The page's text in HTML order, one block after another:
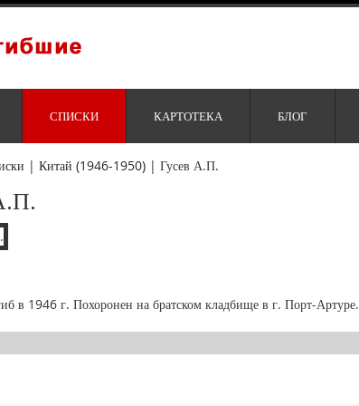
СПИСКИ КАРТОТЕКА БЛОГ
| Китай (1946-1950) | Гусев А.П.
в 1946 г. Похоронен на братском кладбище в г. Порт-Артуре.